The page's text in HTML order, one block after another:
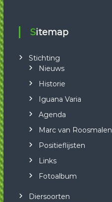
Sitemap
Stichting
Nieuws
Historie
Iguana Varia
Agenda
Marc van Roosmalen
Positieflijsten
Links
Fotoalbum
Diersoorten